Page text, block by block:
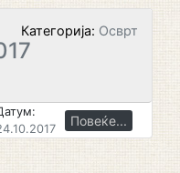
Категорија: Осврт
Повеќе...